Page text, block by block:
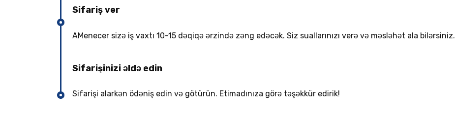
Sifariş ver
AMenecer sizə iş vaxtı 10-15 dəqiqə ərzində zəng edəcək. Siz suallarınızı verə və məsləhət ala bilərsiniz.
Sifarişinizi əldə edin
Sifarişi alarkən ödəniş edin və götürün. Etimadınıza görə təşəkkür edirik!